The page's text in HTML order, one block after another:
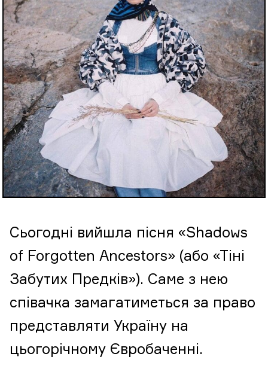
Сьогодні вийшла пісня «Shadows
of Forgotten Ancestors» (або «Тіні
Забутих Предків»). Саме з нею
співачка замагатиметься за право
представляти Україну на
цьогорічному Євробаченні.